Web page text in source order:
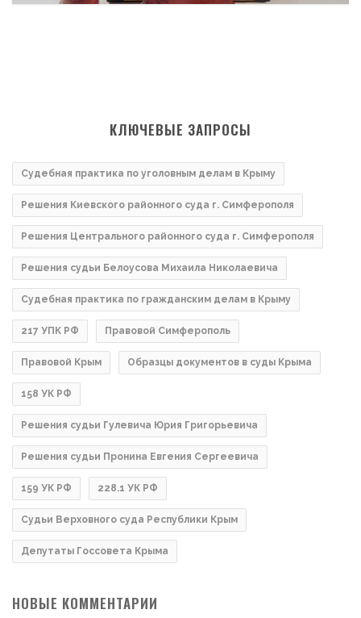
КЛЮЧЕВЫЕ ЗАПРОСЫ
Судебная практика по уголовным делам в Крыму
Решения Киевского районного суда г. Симферополя
Решения Центрального районного суда г. Симферополя
Решения судьи Белоусова Михаила Николаевича
Судебная практика по гражданским делам в Крыму
217 УПК РФ Правовой Симферополь
Правовой Крым Образцы документов в суды Крыма
158 УК РФ
Решения судьи Гулевича Юрия Григорьевича
Решения судьи Пронина Евгения Сергеевича
159 УК РФ 228.1 УК РФ
Судьи Верховного суда Республики Крым
Депутаты Госсовета Крыма
НОВЫЕ КОММЕНТАРИИ